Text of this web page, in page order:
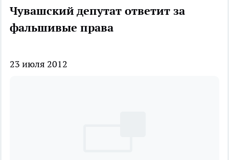
Чувашский депутат ответит за
фальшивые права
23 июля 2012